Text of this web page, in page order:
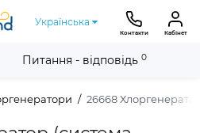
Українська
Контакти Кабінет
26668
Питання - відповідь 0